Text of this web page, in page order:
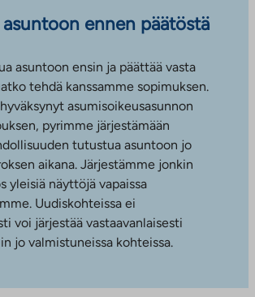
ennen päätöstä
asuntoon ensin ja päättää vasta
tehdä kanssamme sopimuksen.
asumisoikeusasunnon
pyrimme järjestämään
tutustua asuntoon jo
aikana. Järjestämme jonkin
yleisiä näyttöjä vapaissa
Uudiskohteissa ei
voi järjestää vastaavanlaisesti
jo valmistuneissa kohteissa.